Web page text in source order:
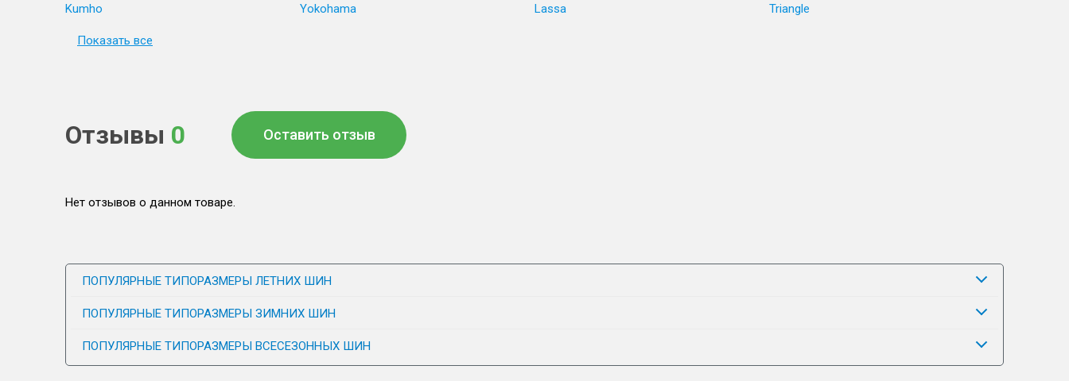
Kumho
Yokohama Lassa Triangle
Показать все
Отзывы 0 Оставить отзыв
Нет отзывов о данном товаре.
ПОПУЛЯРНЫЕ ТИПОРАЗМЕРЫ ЛЕТНИХ ШИН
ПОПУЛЯРНЫЕ ТИПОРАЗМЕРЫ ЗИМНИХ ШИН
ПОПУЛЯРНЫЕ ТИПОРАЗМЕРЫ ВСЕСЕЗОННЫХ ШИН